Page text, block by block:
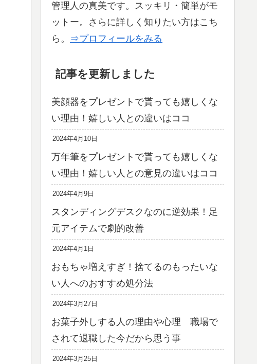
管理人の真美です。スッキリ・簡単がモ
ットー。さらに詳しく知りたい方はこち
ら。 ⇒プロフィールをみる
記事を更新しました
美顔器をプレゼントで貰っても嬉しくな
い理由！嬉しい人との違いはココ
2024年4月10日
万年筆をプレゼントで貰っても嬉しくな
い理由！嬉しい人との意見の違いはココ
2024年4月9日
スタンディングデスクなのに逆効果！足
元アイテムで劇的改善
2024年4月1日
おもちゃ増えすぎ！捨てるのもったいな
い人へのおすすめ処分法
2024年3月27日
お菓子外しする人の理由や心理 職場で
されて退職した今だから思う事
2024年3月25日